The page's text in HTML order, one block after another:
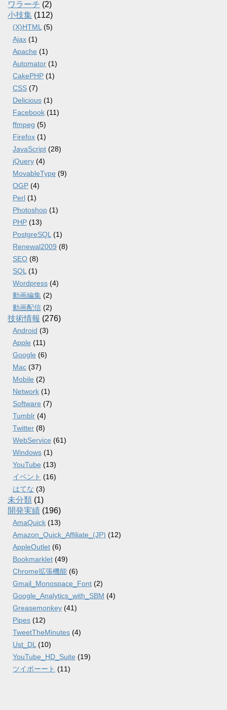
ワラーチ (2)
小技集 (112)
(X)HTML (5)
Ajax (1)
Apache (1)
Automator (1)
CakePHP (1)
CSS (7)
Delicious (1)
Facebook (11)
ffmpeg (5)
Firefox (1)
JavaScript (28)
jQuery (4)
MovableType (9)
OGP (4)
Perl (1)
Photoshop (1)
PHP (13)
PostgreSQL (1)
Renewal2009 (8)
SEO (8)
SQL (1)
Wordpress (4)
動画編集 (2)
動画配信 (2)
技術情報 (276)
Android (3)
Apple (11)
Google (6)
Mac (37)
Mobile (2)
Network (1)
Software (7)
Tumblr (4)
Twitter (8)
WebService (61)
Windows (1)
YouTube (13)
イベント (16)
はてな (3)
未分類 (1)
開発実績 (196)
AmaQuick (13)
Amazon_Quick_Affiliate_(JP) (12)
AppleOutlet (6)
Bookmarklet (49)
Chrome拡張機能 (6)
Gmail_Monospace_Font (2)
Google_Analytics_with_SBM (4)
Greasemonkey (41)
Pipes (12)
TweetTheMinutes (4)
Ust_DL (10)
YouTube_HD_Suite (19)
ツイポーート (11)